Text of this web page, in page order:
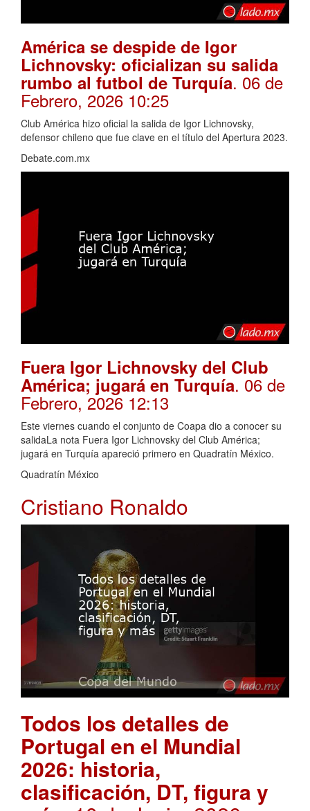
América se despide de Igor
Lichnovsky: oficializan su salida
rumbo al futbol de Turquía. 06 de
Febrero, 2026 10:25
Club América hizo oficial la salida de Igor Lichnovsky,
defensor chileno que fue clave en el título del Apertura 2023.
Debate.com.mx
Fuera Igor Lichnovsky del Club
América; jugará en Turquía. 06 de
Febrero, 2026 12:13
Este viernes cuando el conjunto de Coapa dio a conocer su
salidaLa nota Fuera Igor Lichnovsky del Club América;
jugará en Turquía apareció primero en Quadratín México.
Quadratín México
Cristiano Ronaldo
Todos los detalles de
Portugal en el Mundial
2026: historia,
clasificación, DT, figura y